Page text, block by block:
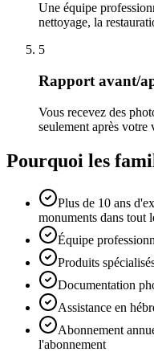
Une équipe
nettoyage, la
5
Rapport avant/
Vous recevez des
seulement après votre
Pourquoi les
Plus de 10 ans
monuments dans tout
Équipe
Produits
Documentation
Assistance en
Abonnement
l'abonnement